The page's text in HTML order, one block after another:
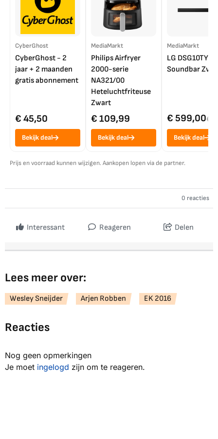
CyberGhost
CyberGhost - 2
jaar + 2 maanden
gratis abonnement
€ 45,50
Bekijk deal
MediaMarkt
Philips Airfryer
2000-serie
NA321/00
Heteluchtfriteuse
Zwart
€ 109,99
Bekijk deal
MediaMarkt
LG DSG10TY
Soundbar
€ 599,00€
Bekijk deal
Prijs en voorraad kunnen wijzigen. Aankopen lopen via de partner.
0 reacties
Interessant Reageren Delen
Lees meer over:
Wesley Sneijder Arjen Robben EK 2016
Reacties
Nog geen opmerkingen
Je moet ingelogd zijn om te reageren.